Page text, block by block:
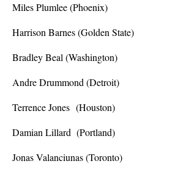
Miles Plumlee (Phoenix)
Harrison Barnes (Golden State)
Bradley Beal (Washington)
Andre Drummond (Detroit)
Terrence Jones (Houston)
Damian Lillard (Portland)
Jonas Valanciunas (Toronto)